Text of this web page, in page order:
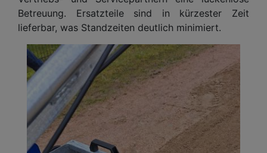
Betreuung. Ersatzteile sind in kürzester Zeit
lieferbar, was Standzeiten deutlich minimiert.